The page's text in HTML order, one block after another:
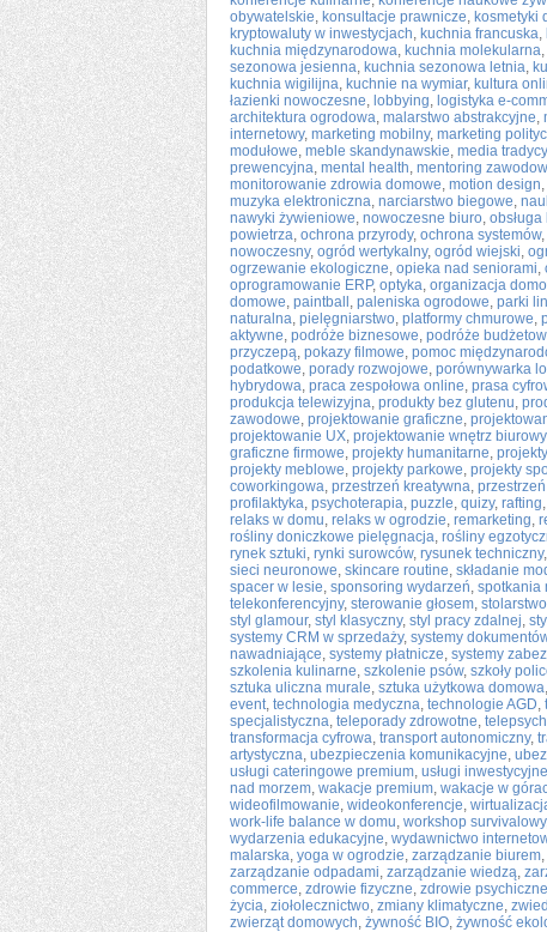
obywatelskie, konsultacje prawnicze, kosmetyki
kryptowaluty w inwestycjach, kuchnia francuska,
kuchnia międzynarodowa, kuchnia molekularna,
sezonowa jesienna, kuchnia sezonowa letnia,
kuchnia wigilijna, kuchnie na wymiar, kultura
łazienki nowoczesne, lobbying, logistyka e-
architektura ogrodowa, malarstwo abstrakcyjne,
internetowy, marketing mobilny, marketing
modułowe, meble skandynawskie, media
prewencyjna, mental health, mentoring
monitorowanie zdrowia domowe, motion design,
muzyka elektroniczna, narciarstwo biegowe,
nawyki żywieniowe, nowoczesne biuro,
powietrza, ochrona przyrody, ochrona systemów,
nowoczesny, ogród wertykalny, ogród wiejski,
ogrzewanie ekologiczne, opieka nad seniorami,
oprogramowanie ERP, optyka, organizacja
domowe, paintball , paleniska ogrodowe, parki
naturalna, pielęgniarstwo, platformy chmurowe,
aktywne, podróże biznesowe, podróże
przyczepą, pokazy filmowe, pomoc
podatkowe, porady rozwojowe, porównywarka
hybrydowa, praca zespołowa online, prasa
produkcja telewizyjna, produkty bez glutenu,
zawodowe, projektowanie graficzne,
projektowanie UX, projektowanie wnętrz
graficzne firmowe, projekty humanitarne,
projekty meblowe, projekty parkowe, projekty
coworkingowa, przestrzeń kreatywna,
profilaktyka, psychoterapia, puzzle, quizy, rafting,
relaks w domu, relaks w ogrodzie, remarketing,
rośliny doniczkowe pielęgnacja, rośliny
rynek sztuki, rynki surowców, rysunek techniczny,
sieci neuronowe, skincare routine, składanie
spacer w lesie, sponsoring wydarzeń, spotkania
telekonferencyjny, sterowanie głosem, stolarstwo
styl glamour, styl klasyczny, styl pracy zdalnej,
systemy CRM w sprzedaży, systemy
nawadniające, systemy płatnicze, systemy
szkolenia kulinarne, szkolenie psów, szkoły
sztuka uliczna murale, sztuka użytkowa domowa,
event, technologia medyczna, technologie AGD,
specjalistyczna, teleporady zdrowotne,
transformacja cyfrowa, transport autonomiczny,
artystyczna, ubezpieczenia komunikacyjne,
usługi cateringowe premium, usługi inwestycyjne
nad morzem, wakacje premium, wakacje w
wideofilmowanie, wideokonferencje,
work-life balance w domu, workshop survivalowy
wydarzenia edukacyjne, wydawnictwo
malarska, yoga w ogrodzie, zarządzanie biurem,
zarządzanie odpadami, zarządzanie wiedzą,
commerce, zdrowie fizyczne, zdrowie
życia, ziołolecznictwo, zmiany klimatyczne,
zwierząt domowych, żywność BIO, żywność